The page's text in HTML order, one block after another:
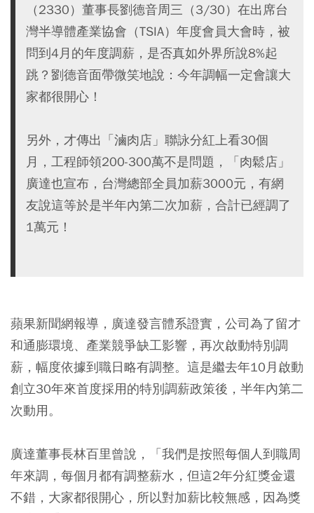
（2330）董事長劉德音周三（3/30）在出席台
灣半導體產業協會（TSIA）年度會員大會時，被
問到4月的年度調薪，是否真如外界所說8%起
跳？劉德音面帶微笑地說：今年調幅一定會讓大
家都很開心！
另外，才傳出「滷肉店」聯詠分紅上看30個
月，工程師領200-300萬不是問題，「肉鬆店」
廣達也宣布，台灣總部全員加薪3000元，有網
友說這等於是半年內第二次加薪，合計已經調了
1萬元！
蘋果新聞網報導，廣達發言體系證實，公司為了留才
和通膨環境、產業競爭缺工影響，再次啟動特別調
薪，幅度依據到職日略有調整。這是繼去年10月啟動
創立30年來首度採用的特別調薪政策後，半年內第二
次動用。
廣達董事長林百里曾說，「我們是按照每個人到職周
年來調，每個月都有調整薪水，但這2年分紅獎金還
不錯，大家都很開心，所以對加薪比較無感，因為獎